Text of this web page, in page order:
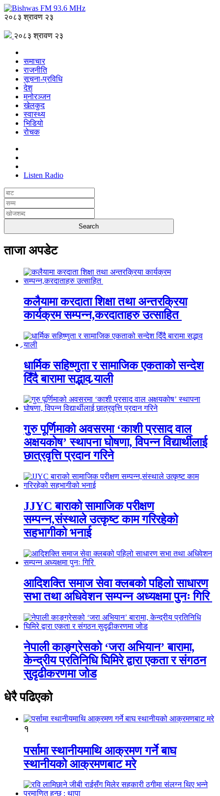
२०८३ श्रावण २३
२०८३ श्रावण २३
समाचार
राजनीति
सूचना-प्रविधि
देश
मनोरञ्जन
खेलकुद
स्वास्थ्य
भिडियो
रोचक
Listen Radio
ताजा अपडेट
कलैयामा करदाता शिक्षा तथा अन्तरक्रिया
कार्यक्रम सम्पन्न,करदाताहरु उत्साहित
धार्मिक सहिष्णुता र सामाजिक एकताको सन्देश
दिँदै बारामा सद्भाव र्‍याली
गुरु पूर्णिमाको अवसरमा ‘काशी प्रसाद वाल
अक्षयकोष’ स्थापना घोषणा, विपन्न विद्यार्थीलाई
छात्रवृत्ति प्रदान गरिने
JJYC बाराको सामाजिक परीक्षण
सम्पन्न,संस्थाले उत्कृष्ट काम गरिरहेको
सहभागीको भनाई
आदिशक्ति समाज सेवा क्लबको पहिलो साधारण
सभा तथा अधिवेशन सम्पन्न अध्यक्षमा पुनः गिरि
नेपाली काङ्ग्रेसको ‘जरा अभियान’ बारामा,
केन्द्रीय प्रतिनिधि घिमिरे द्वारा एकता र संगठन
सुदृढीकरणमा जोड
धेरै पढिएको
१
पर्सामा स्थानीयमाथि आक्रमण गर्ने बाघ
स्थानीयको आक्रमणबाट मरे